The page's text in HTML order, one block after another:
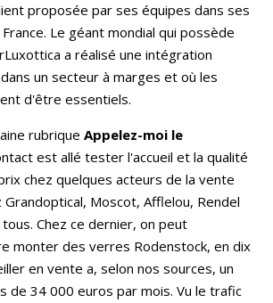
proposée par ses équipes dans ses
Le géant mondial qui possède
a réalisé une intégration
un secteur à marges et où les
d'être essentiels.
rubrique Appelez-moi le
est allé tester l'accueil et la qualité
chez quelques acteurs de la vente
Moscot, Afflelou, Rendel
Chez ce dernier, on peut
monter des verres Rodenstock, en dix
en vente a, selon nos sources, un
de 34 000 euros par mois. Vu le trafic